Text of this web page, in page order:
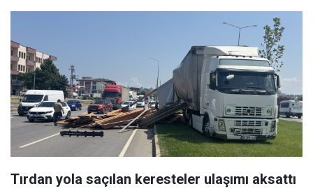
Tırdan yola saçılan keresteler ulaşımı aksattı